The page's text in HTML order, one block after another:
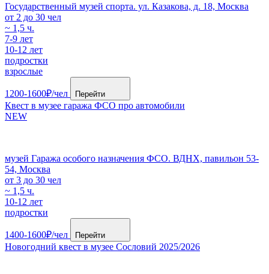
Государственный музей спорта. ул. Казакова, д. 18, Москва
от 2 до 30 чел
~ 1,5 ч.
7-9 лет
10-12 лет
подростки
взрослые
1200-1600₽/чел Перейти
Квест в музее гаража ФСО про автомобили
NEW
музей Гаража особого назначения ФСО. ВДНХ, павильон 53-
54, Москва
от 3 до 30 чел
~ 1,5 ч.
10-12 лет
подростки
1400-1600₽/чел Перейти
Новогодний квест в музее Сословий 2025/2026